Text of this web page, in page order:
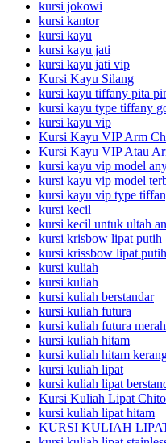
kursi jokowi
kursi kantor
kursi kayu
kursi kayu jati
kursi kayu jati vip
Kursi Kayu Silang
kursi kayu tiffany pita
kursi kayu type tiffany
kursi kayu vip
Kursi Kayu VIP Arm
Kursi Kayu VIP Atau
kursi kayu vip model
kursi kayu vip model
kursi kayu vip type
kursi kecil
kursi kecil untuk ultah
kursi krisbow lipat putih
kursi krissbow lipat putih
kursi kuliah
kursi kuliah
kursi kuliah berstandar
kursi kuliah futura
kursi kuliah futura merah
kursi kuliah hitam
kursi kuliah hitam
kursi kuliah lipat
kursi kuliah lipat
Kursi Kuliah Lipat
kursi kuliah lipat hitam
KURSI KULIAH